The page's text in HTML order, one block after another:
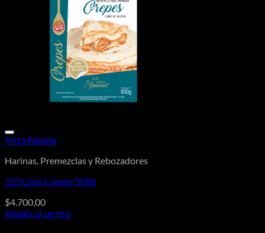
Vista Rápida
Harinas, Premezclas y Rebozadores
123 Listo Crepes 500g
$4.700,00
Añadir al carrito